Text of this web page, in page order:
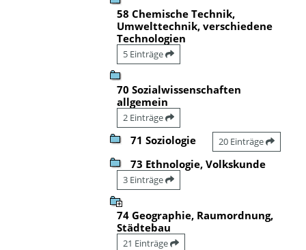
58 Chemische Technik,
Umwelttechnik, verschiedene
Technologien
5 Einträge
70 Sozialwissenschaften
allgemein
2 Einträge
71 Soziologie 20 Einträge
73 Ethnologie, Volkskunde
3 Einträge
74 Geographie, Raumordnung,
Städtebau
21 Einträge